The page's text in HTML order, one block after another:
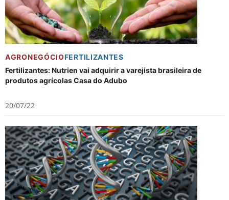
AGRONEGÓCIOFERTILIZANTES
Fertilizantes: Nutrien vai adquirir a varejista brasileira de
produtos agrícolas Casa do Adubo
20/07/22